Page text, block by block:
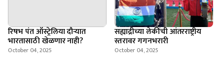
रिषभ पंत ऑस्ट्रेलिया दौऱ्यात
भारतासाठी खेळणार नाही?
October 04, 2025
सह्याद्रीच्या लेकींची आंतरराष्ट्रीय
स्तरावर गगनभरारी
October 04, 2025